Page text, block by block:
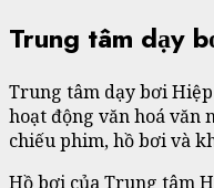
Trung tâm dạy
Trung tâm dạy bơi
hoạt động văn hoá văn
chiếu phim, hồ bơi và
Hồ bơi của Trung tâm